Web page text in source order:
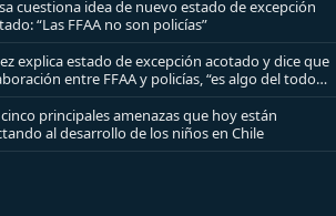
cuestiona idea de nuevo estado de excepción
“Las FFAA no son policías”
explica estado de excepción acotado y dice que
entre FFAA y policías, “es algo del todo
analizar”
cinco principales amenazas que hoy están
al desarrollo de los niños en Chile